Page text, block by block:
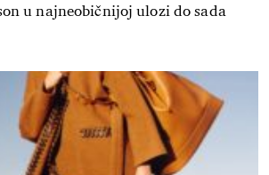
u najneobičnijoj ulozi do sada